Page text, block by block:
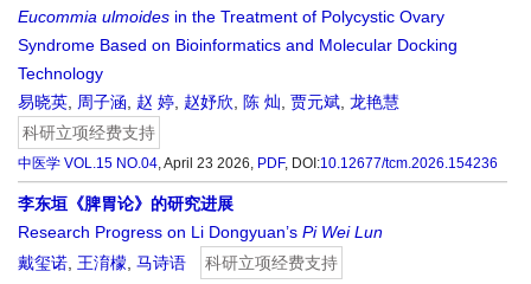
Eucommia ulmoides in the Treatment of Polycystic Ovary
Syndrome Based on Bioinformatics and Molecular Docking
Technology
易晓英
周子涵 赵 婷 赵妤欣 陈 灿 贾元斌 龙艳慧
科研立项经费支持
中医学 VOL.15 NO.04, April 23 2026, PDF, DOI:10.12677/tcm.2026.154236
李东垣《脾胃论》的研究进展
Research Progress on Li Dongyuan’s Pi Wei Lun
戴玺诺 王淯檬 马诗语 科研立项经费支持